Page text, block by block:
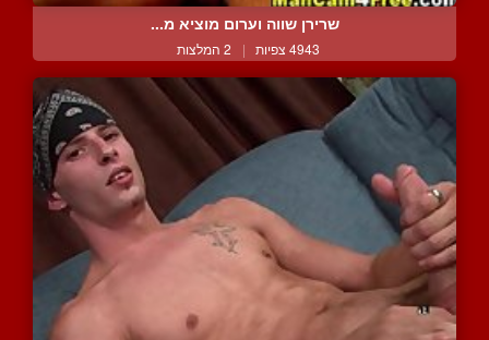
שרירן שווה וערום מוציא מ...
4943 צפיות | 2 המלצות